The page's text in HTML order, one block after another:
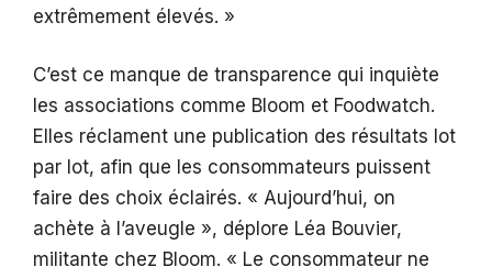
extrêmement élevés. »
C’est ce manque de transparence qui inquiète
les associations comme Bloom et Foodwatch.
Elles réclament une publication des résultats lot
par lot, afin que les consommateurs puissent
faire des choix éclairés. « Aujourd’hui, on
achète à l’aveugle », déplore Léa Bouvier,
militante chez Bloom. « Le consommateur ne